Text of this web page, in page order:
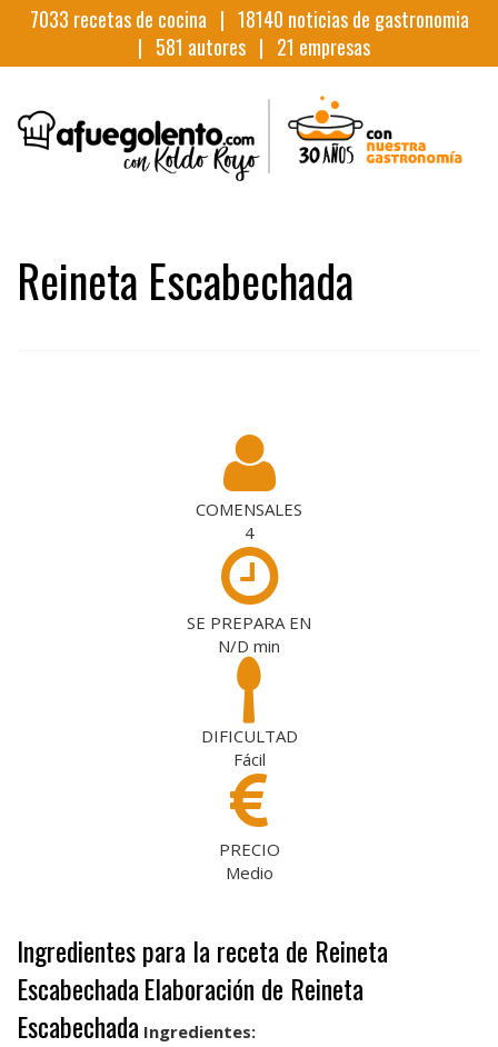
7033 recetas de cocina | 18140 noticias de gastronomia
| 581 autores | 21 empresas
Reineta Escabechada
COMENSALES
4
SE PREPARA EN
N/D min
DIFICULTAD
Fácil
PRECIO
Medio
Ingredientes para la receta de Reineta
EscabechadaElaboración de Reineta
Escabechada Ingredientes: